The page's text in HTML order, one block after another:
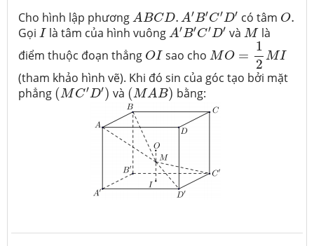
Cho hình lập phương ABCD. A′B′C′D′
A BCD.A B′C′D′ có tâm O.
O
Gọi I
I là tâm của hình vuôngA′B′C′D′
A′B′C′D′ vàM
Mlà
điểm thuộc đoạn thẳng OI
OI sao choM O =
1
2
MI
MO=12MI
(tham khảo hình vẽ). Khi đó sin của góc tạo bởi mặt
phẳng (M C′D′)
(MC′D′) và (MAB)
(MAB) bằng: